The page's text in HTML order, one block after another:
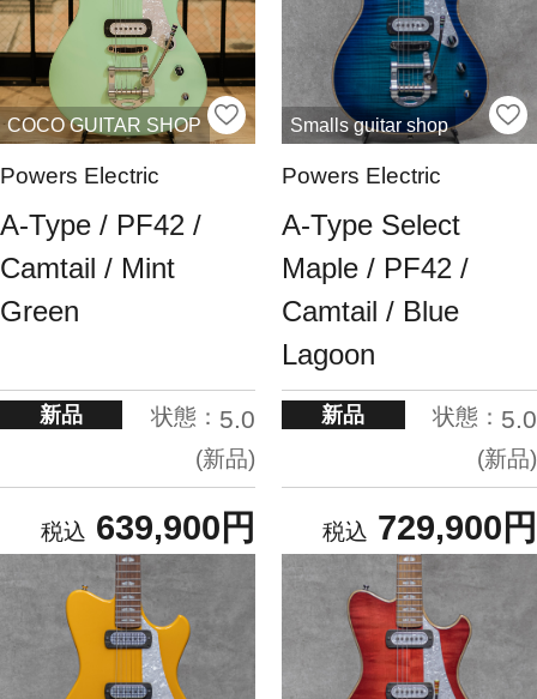
COCO GUITAR SHOP
Powers Electric
A-Type / PF42 /
Camtail / Mint
Green
新品 状態： 5.0
新品
639,900円
Smalls guitar shop
Powers Electric
A-Type Select
Maple / PF42 /
Camtail / Blue
Lagoon
新品 状態： 5.0
新品
729,900円